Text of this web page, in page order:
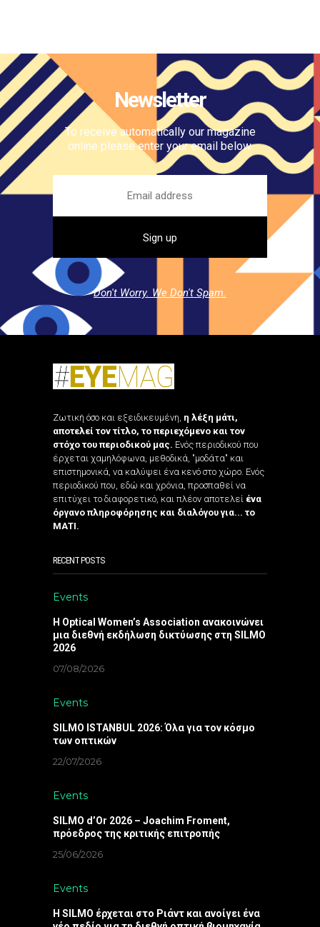
Newsletter
To receive automatically our magazine
online please enter your email below.
Don't Worry. We Don't Spam.
Ζωτική όσο και εξειδικευμένη, η λέξη μάτι,
αποτελεί τον τίτλο, το περιεχόμενο και τον
στόχο του περιοδικού μας. Ενός περιοδικού που
έρχεται χαμηλόφωνα, μεθοδικά, "μοδάτα" και
επιστημονικά, να καλύψει ένα κενό στο χώρο. Ενός
περιοδικού που, εδώ και χρόνια, προσπαθεί να
επιτύχει το διαφορετικό, και πλέον αποτελεί ένα
όργανο πληροφόρησης και διαλόγου για... το
ΜΑΤΙ.
RECENT POSTS
Events
Η Optical Women’s Association ανακοινώνει
μια διεθνή εκδήλωση δικτύωσης στη SILMO
2026
07/08/2026
Events
SILMO ISTANBUL 2026: Όλα για τον κόσμο
των οπτικών
22/07/2026
Events
SILMO d’Or 2026 – Joachim Froment,
πρόεδρος της κριτικής επιτροπής
25/06/2026
Events
Η SILMO έρχεται στο Ριάντ και ανοίγει ένα